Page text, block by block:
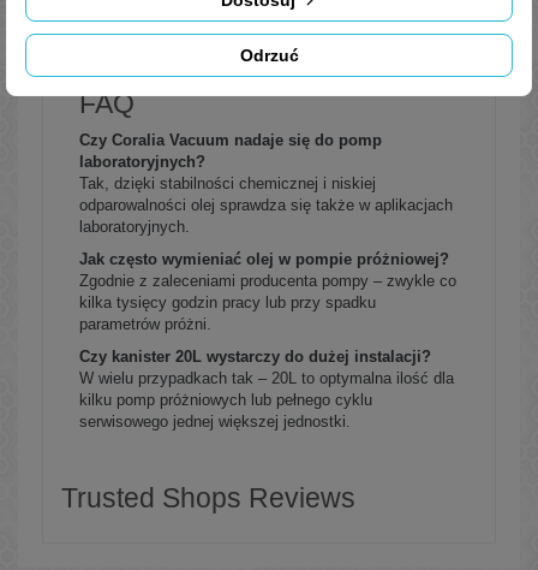
Legalna i bezpośrednia dystrybucja z rafinerii ORLEN
Szybka realizacja zamówień i wsparcie techniczne
Dostępne również inne pojemności: 5L, 205L
FAQ
Czy Coralia Vacuum nadaje się do pomp
laboratoryjnych?
Tak, dzięki stabilności chemicznej i niskiej
odparowalności olej sprawdza się także w aplikacjach
laboratoryjnych.
Jak często wymieniać olej w pompie próżniowej?
Zgodnie z zaleceniami producenta pompy – zwykle co
kilka tysięcy godzin pracy lub przy spadku
parametrów próżni.
Czy kanister 20L wystarczy do dużej instalacji?
W wielu przypadkach tak – 20L to optymalna ilość dla
kilku pomp próżniowych lub pełnego cyklu
serwisowego jednej większej jednostki.
Trusted Shops Reviews
Odrzuć